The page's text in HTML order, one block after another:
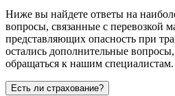
Ниже вы найдете ответы на
вопросы, связанные с перевозкой
представляющих опасность при
остались дополнительные вопросы,
обращаться к нашим специалистам.
Есть ли страхование?